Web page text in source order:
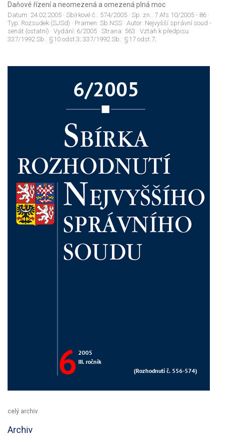
Daňové řízení a neomezená a omezená plná moc
Datum: 24.02.2005 · Sbírkové č.: 574/2005 · Sp. zn.: 7 Afs 10/2005 - 86 ·
Typ: Rozsudek (SJSd) · Pramen: Sb.NSS · Autor: Nejvyšší správní soud -
senát (ostatní) · Vydání: 6/2005 · Strana: 563 · Vztah k předpisu:
337/1992 Sb.: §10 odst.3; 337/1992 Sb.: §17 odst.7;
celý archiv
Archiv